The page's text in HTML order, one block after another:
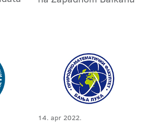
14. apr 2022.